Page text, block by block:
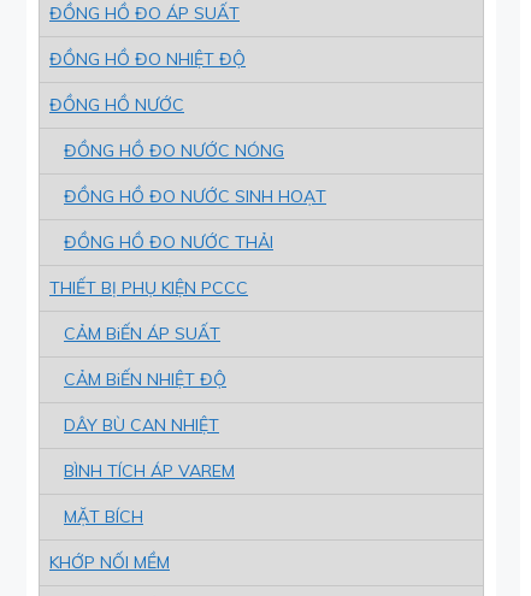
ĐỒNG HỒ ĐO ÁP SUẤT
ĐỒNG HỒ ĐO NHIỆT ĐỘ
ĐỒNG HỒ NƯỚC
ĐỒNG HỒ ĐO NƯỚC NÓNG
ĐỒNG HỒ ĐO NƯỚC SINH HOẠT
ĐỒNG HỒ ĐO NƯỚC THẢI
THIẾT BỊ PHỤ KIỆN PCCC
CẢM BiẾN ÁP SUẤT
CẢM BiẾN NHIỆT ĐỘ
DÂY BÙ CAN NHIỆT
BÌNH TÍCH ÁP VAREM
MẶT BÍCH
KHỚP NỐI MỀM